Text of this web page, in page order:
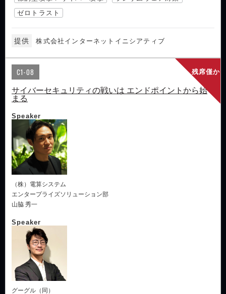
ゼロトラスト
提供 株式会社インターネットイニシアティブ
残席僅か
C1-08
サイバーセキュリティの戦いは エンドポイントから始
まる
Speaker
（株）電算システム
エンタープライズソリューション部
山脇 秀一
Speaker
グーグル（同）